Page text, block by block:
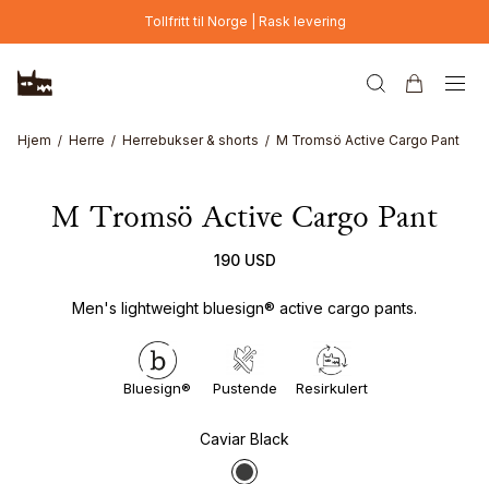
Hopp til hovedinnholdTollfritt til Norge | Rask levering
Hjem Herre Herrebukser & shorts M Tromsö Active Cargo Pant
M Tromsö Active Cargo Pant
190 USD
Men's lightweight bluesign® active cargo pants.
Bluesign® Pustende Resirkulert
Caviar Black